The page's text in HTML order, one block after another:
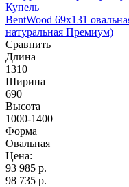
Купель
BentWood 69х131
натуральная Премиум)
Сравнить
Длина
1310
Ширина
690
Высота
1000-1400
Форма
Овальная
Цена:
93 985 р.
98 735 р.